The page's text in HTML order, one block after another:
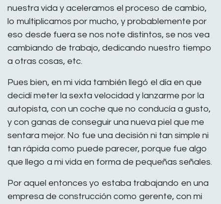
nuestra vida y aceleramos el proceso de cambio,
lo multiplicamos por mucho, y probablemente por
eso desde fuera se nos note distintos, se nos vea
cambiando de trabajo, dedicando nuestro tiempo
a otras cosas, etc.
Pues bien, en mi vida también llegó el día en que
decidí meter la sexta velocidad y lanzarme por la
autopista, con un coche que no conducía a gusto,
y con ganas de conseguir una nueva piel que me
sentara mejor. No fue una decisión ni tan simple ni
tan rápida como puede parecer, porque fue algo
que llego a mi vida en forma de pequeñas señales.
Por aquel entonces yo estaba trabajando en una
empresa de construcción como gerente, con mi